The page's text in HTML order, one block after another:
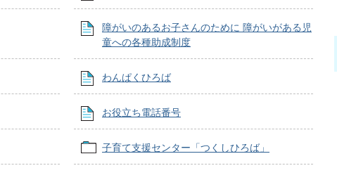
障がいのあるお子さんのために 障がいがある児
童への各種助成制度
わんぱくひろば
お役立ち電話番号
子育て支援センター「つくしひろば」